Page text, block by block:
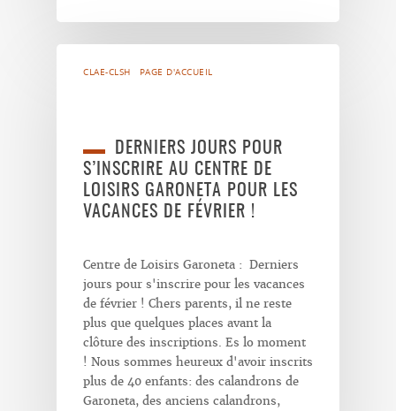
CLAE-CLSH PAGE D'ACCUEIL
DERNIERS JOURS POUR
S’INSCRIRE AU CENTRE DE
LOISIRS GARONETA POUR LES
VACANCES DE FÉVRIER !
Centre de Loisirs Garoneta : Derniers
jours pour s'inscrire pour les vacances
de février ! Chers parents, il ne reste
plus que quelques places avant la
clôture des inscriptions. Es lo moment
! Nous sommes heureux d'avoir inscrits
plus de 40 enfants: des calandrons de
Garoneta, des anciens calandrons,